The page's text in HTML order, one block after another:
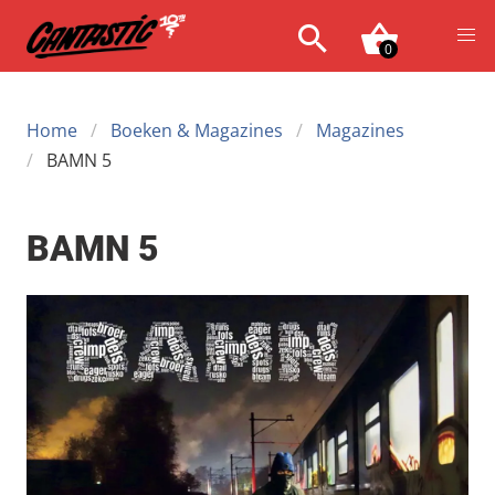
0
Home Boeken & Magazines
Magazines
BAMN 5
BAMN 5